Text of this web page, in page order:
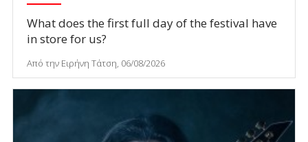
What does the first full day of the festival have
in store for us?
Από την Ειρήνη Τάτση, 06/08/2026